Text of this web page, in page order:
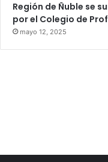
Región de Ñuble se
por el Colegio de
mayo 12, 2025